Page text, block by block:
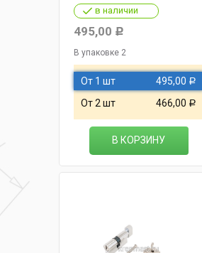
в наличии
495,00 Р
В упаковке 2
От 1 шт 495,00 Р
От 2 шт 466,00 Р
В КОРЗИНУ